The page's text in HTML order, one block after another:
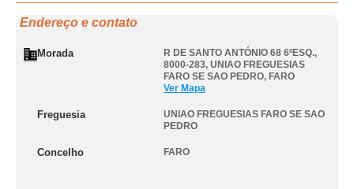
Endereço e contato
Morada
R DE SANTO ANTÓNIO 68 6ºESQ.,
8000-283, UNIAO FREGUESIAS
FARO SE SAO PEDRO, FARO
Ver Mapa
Freguesia
UNIAO FREGUESIAS FARO SE SAO
PEDRO
Concelho FARO